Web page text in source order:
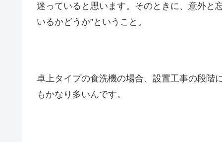
迷っていると思います。そのときに、意外と
いるかどうか”ということ。
卓上タイプの食洗機の場合、設置工事の段階
もかなり多いんです。